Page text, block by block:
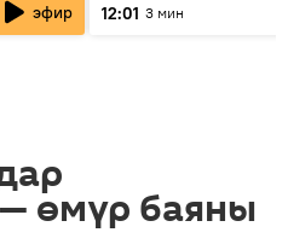
эфир
12:01 3 мин
өмүр баяны